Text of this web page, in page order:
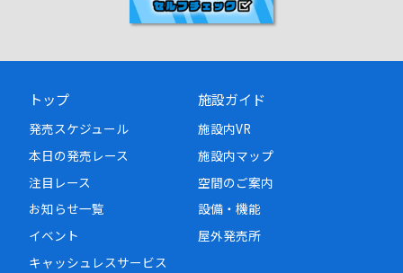
トップ
発売スケジュール
本日の発売レース
注目レース
お知らせ一覧
イベント
キャッシュレスサービス
施設ガイド
施設内VR
施設内マップ
空間のご案内
設備・機能
屋外発売所